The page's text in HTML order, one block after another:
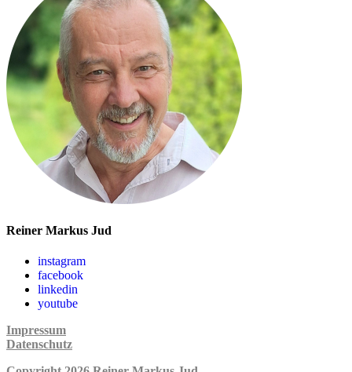
Reiner Markus Jud
instagram
facebook
linkedin
youtube
Impressum
Datenschutz